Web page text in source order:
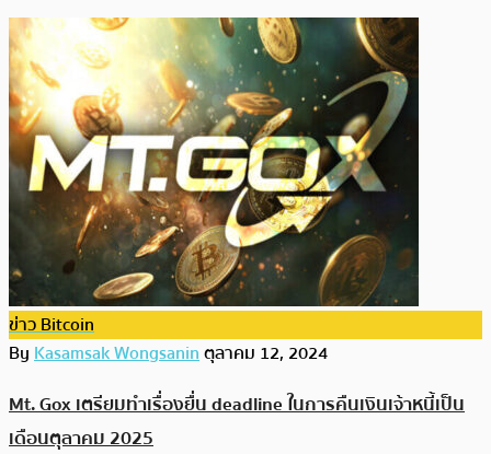
ข่าว Bitcoin
ByKasamsak Wongsaninตุลาคม 12, 2024
Mt. Gox เตรียมทำเรื่องยื่น deadline ในการคืนเงินเจ้าหนี้เป็น
เดือนตุลาคม 2025